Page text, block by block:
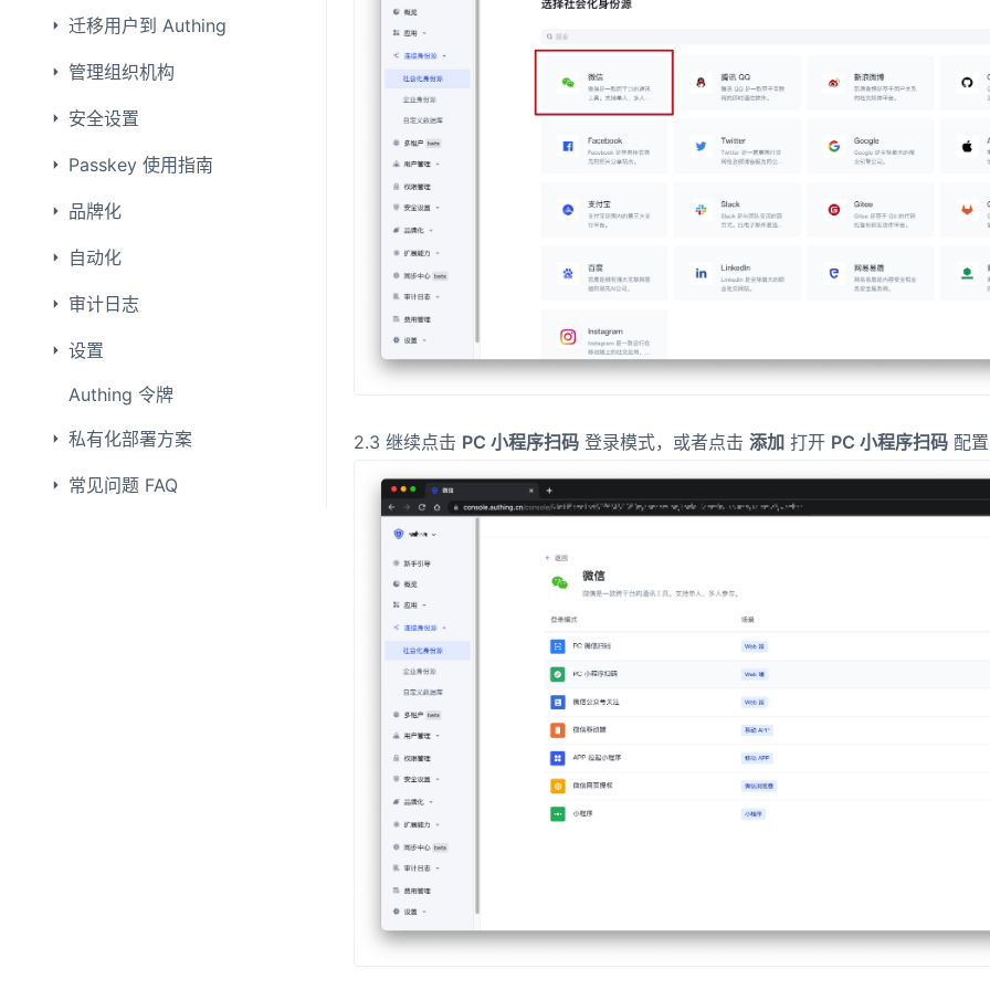
迁移用户到 Authing
管理组织机构
安全设置
Passkey 使用指南
品牌化
自动化
审计日志
设置
Authing 令牌
私有化部署方案
常见问题 FAQ
2.3 继续点击 PC 小程序扫码 登录模式，或者点击 添加 打开 PC 小程序扫码 配